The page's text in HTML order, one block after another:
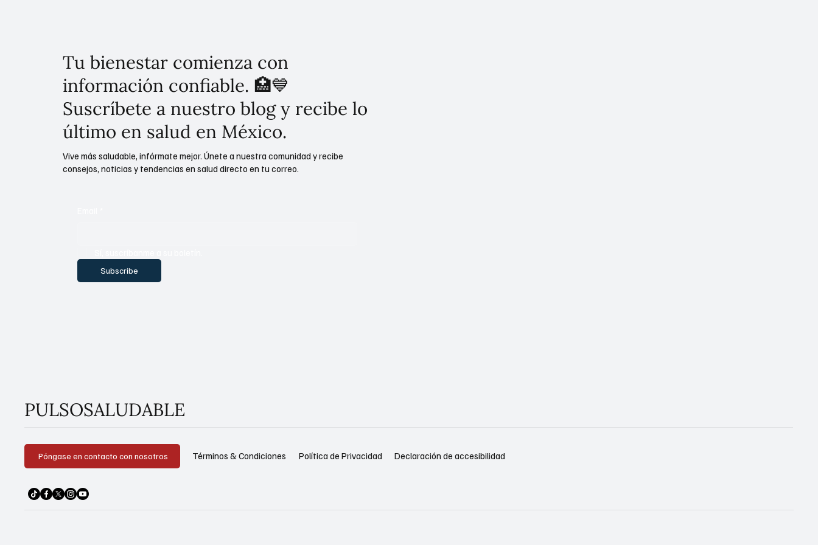
Tu bienestar comienza con
información confiable. 🏥💙
Suscríbete a nuestro blog y recibe lo
último en salud en México.
Subscribe
Vive más saludable, infórmate mejor. Únete a nuestra comunidad y recibe
consejos, noticias y tendencias en salud directo en tu correo.
PULSOSALUDABLE
Póngase en contacto con nosotros Política de Privacidad
Términos & Condiciones Declaración de accesibilidad